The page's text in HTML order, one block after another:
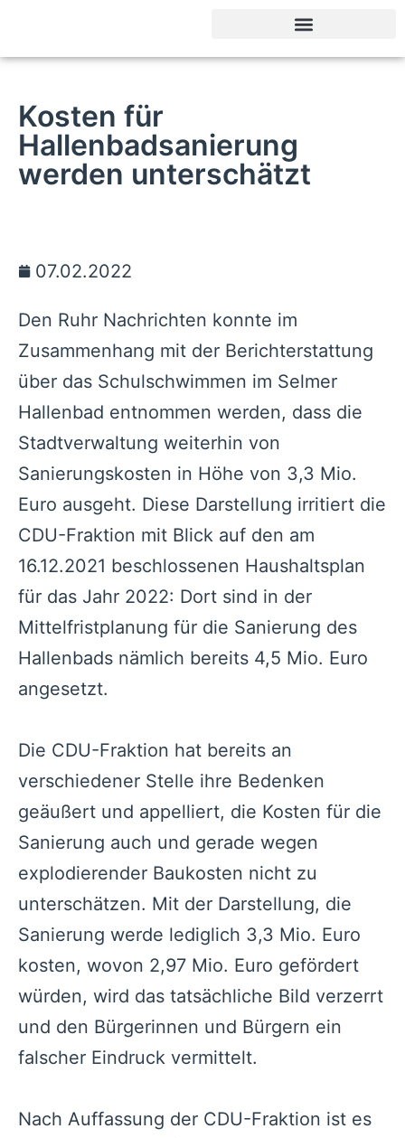
Kosten für
Hallenbadsanierung
werden unterschätzt
07.02.2022
Den Ruhr Nachrichten konnte im
Zusammenhang mit der Berichterstattung
über das Schulschwimmen im Selmer
Hallenbad entnommen werden, dass die
Stadtverwaltung weiterhin von
Sanierungskosten in Höhe von 3,3 Mio.
Euro ausgeht. Diese Darstellung irritiert die
CDU-Fraktion mit Blick auf den am
16.12.2021 beschlossenen Haushaltsplan
für das Jahr 2022: Dort sind in der
Mittelfristplanung für die Sanierung des
Hallenbads nämlich bereits 4,5 Mio. Euro
angesetzt.
Die CDU-Fraktion hat bereits an
verschiedener Stelle ihre Bedenken
geäußert und appelliert, die Kosten für die
Sanierung auch und gerade wegen
explodierender Baukosten nicht zu
unterschätzen. Mit der Darstellung, die
Sanierung werde lediglich 3,3 Mio. Euro
kosten, wovon 2,97 Mio. Euro gefördert
würden, wird das tatsächliche Bild verzerrt
und den Bürgerinnen und Bürgern ein
falscher Eindruck vermittelt.
Nach Auffassung der CDU-Fraktion ist es